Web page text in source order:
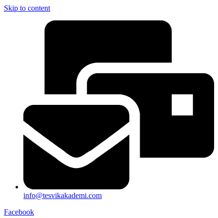
Skip to content
info@tesvikakademi.com
Facebook